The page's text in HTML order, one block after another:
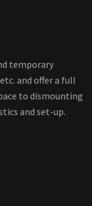
temporary
and offer a full
to dismounting
and set-up.